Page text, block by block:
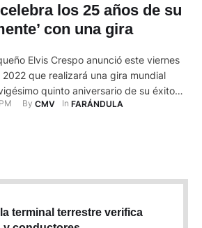
los 25 años de su
con una gira
Elvis Crespo anunció este viernes
que realizará una gira mundial
quinto aniversario de su éxito
el tour en la tierra que lo vio nacer.
By CMV In FARÁNDULA
terminal terrestre verifica